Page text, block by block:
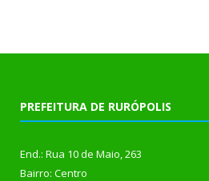
PREFEITURA DE RURÓPOLIS
End.: Rua 10 de Maio, 263
Bairro: Centro